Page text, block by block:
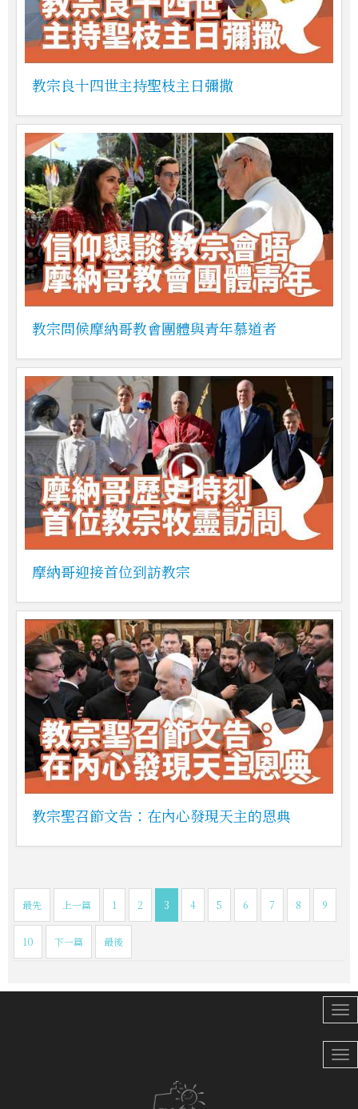
教宗良十四世主持聖枝主日彌撒
教宗問候摩納哥教會團體與青年慕道者
摩納哥迎接首位到訪教宗
教宗聖召節文告：在內心發現天主的恩典
最先 上一篇 1 2 3 4 5 6 7 8 9
10 下一篇 最後